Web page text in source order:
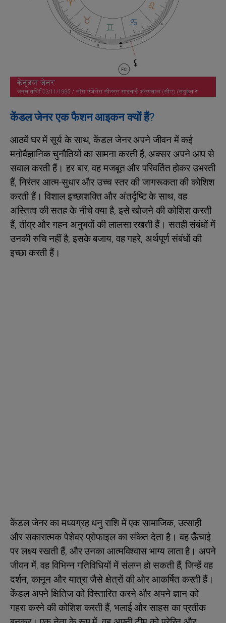
केंडल जेनर एक फैशन आइकन क्यों हैं?
आठवें घर में सूर्य के साथ, केंडल जेनर अपने जीवन में कई
मनोवैज्ञानिक चुनौतियों का सामना करती हैं, अक्सर अपने आप से
सवाल करती हैं। हर बार, वह मजबूत और परिवर्तित होकर उभरती
हैं, निरंतर आत्म-सुधार और उच्च स्तर की जागरूकता की कोशिश
करती हैं। विशाल इच्छाशक्ति और अंतर्दृष्टि के साथ, वह
अस्तित्व की सतह के नीचे क्या है, इसे खोजने की कोशिश करती
हैं, तीव्र और गहन अनुभवों की लालसा रखती हैं। सतही संबंधों में
उनकी रुचि नहीं है; इसके बजाय, वह गहरे, अर्थपूर्ण संबंधों की
इच्छा करती हैं।
केंडल जेनर का मध्यग्रह धनु राशि में एक सामाजिक, उत्साही
और सकारात्मक पेशेवर प्रोफाइल का संकेत देता है। वह ऊँचाई
पर लक्ष्य रखती हैं, और उनका आत्मविश्वास भाग्य लाता है। अपने
जीवन में, वह विभिन्न गतिविधियों में संलग्न हो सकती हैं, जिन्हें वह
दर्शन, कानून और यात्रा जैसे क्षेत्रों की ओर आकर्षित करती हैं।
केंडल अपने क्षितिज को विस्तारित करने और अपने ज्ञान को
गहरा करने की कोशिश करती हैं, भलाई और साहस का प्रतीक